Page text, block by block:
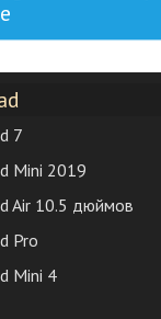
7
Mini 2019
Air 10.5 дюймов
Pro
Mini 4